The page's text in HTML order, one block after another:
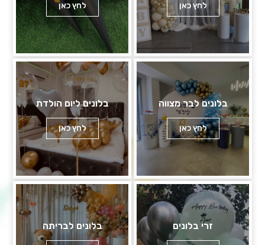
לחץ כאן לחץ כאן
בלונים לבר מצווה
לחץ כאן
בלונים ליום הולדת
לחץ כאן
זרי בלונים בלונים לבריתה